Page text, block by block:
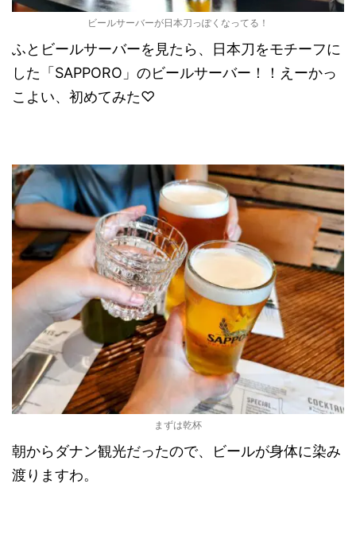
ビールサーバーが日本刀っぽくなってる！
ふとビールサーバーを見たら、日本刀をモチーフに
した「SAPPORO」のビールサーバー！！えーかっ
こよい、初めてみた♡
まずは乾杯
朝からダナン観光だったので、ビールが身体に染み
渡りますわ。